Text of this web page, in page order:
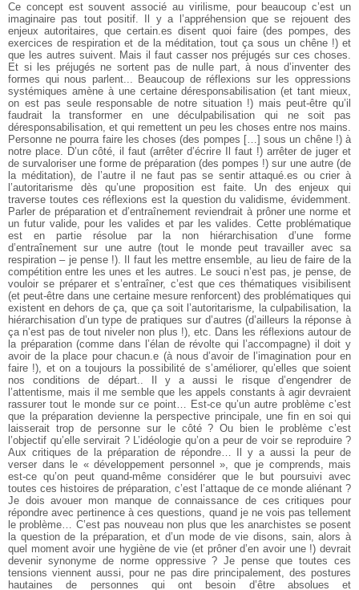
Ce concept est souvent associé au virilisme, pour beaucoup c’est un
imaginaire pas tout positif. Il y a l’appréhension que se rejouent des
enjeux autoritaires, que certain.es disent quoi faire (des pompes, des
exercices de respiration et de la méditation, tout ça sous un chêne !) et
que les autres suivent. Mais il faut casser nos préjugés sur ces choses.
Et si les préjugés ne sortent pas de nulle part, à nous d’inventer des
formes qui nous parlent... Beaucoup de réflexions sur les oppressions
systémiques amène à une certaine déresponsabilisation (et tant mieux,
on est pas seule responsable de notre situation !) mais peut-être qu’il
faudrait la transformer en une déculpabilisation qui ne soit pas
déresponsabilisation, et qui remettent un peu les choses entre nos mains.
Personne ne pourra faire les choses (des pompes […] sous un chêne !) à
notre place. D’un côté, il faut (arrêter d’écrire Il faut !) arrêter de juger et
de survaloriser une forme de préparation (des pompes !) sur une autre (de
la méditation), de l’autre il ne faut pas se sentir attaqué.es ou crier à
l’autoritarisme dès qu’une proposition est faite. Un des enjeux qui
traverse toutes ces réflexions est la question du validisme, évidemment.
Parler de préparation et d’entraînement reviendrait à prôner une norme et
un futur valide, pour les valides et par les valides. Cette problématique
est en partie résolue par la non hiérarchisation d’une forme
d’entraînement sur une autre (tout le monde peut travailler avec sa
respiration – je pense !). Il faut les mettre ensemble, au lieu de faire de la
compétition entre les unes et les autres. Le souci n’est pas, je pense, de
vouloir se préparer et s’entraîner, c’est que ces thématiques visibilisent
(et peut-être dans une certaine mesure renforcent) des problématiques qui
existent en dehors de ça, que ça soit l’autoritarisme, la culpabilisation, la
hiérarchisation d’un type de pratiques sur d’autres (d’ailleurs la réponse à
ça n’est pas de tout niveler non plus !), etc. Dans les réflexions autour de
la préparation (comme dans l’élan de révolte qui l’accompagne) il doit y
avoir de la place pour chacun.e (à nous d’avoir de l’imagination pour en
faire !), et on a toujours la possibilité de s’améliorer, qu’elles que soient
nos conditions de départ.. Il y a aussi le risque d’engendrer de
l’attentisme, mais il me semble que les appels constants à agir devraient
rassurer tout le monde sur ce point… Est-ce qu’un autre problème c’est
que la préparation devienne la perspective principale, une fin en soi qui
laisserait trop de personne sur le côté ? Ou bien le problème c’est
l’objectif qu’elle servirait ? L’idéologie qu’on a peur de voir se reproduire ?
Aux critiques de la préparation de répondre… Il y a aussi la peur de
verser dans le « développement personnel », que je comprends, mais
est-ce qu’on peut quand-même considérer que le but poursuivi avec
toutes ces histoires de préparation, c’est l’attaque de ce monde aliénant ?
Je dois avouer mon manque de connaissance de ces critiques pour
répondre avec pertinence à ces questions, quand je ne vois pas tellement
le problème… C’est pas nouveau non plus que les anarchistes se posent
la question de la préparation, et d’un mode de vie disons, sain, alors à
quel moment avoir une hygiène de vie (et prôner d’en avoir une !) devrait
devenir synonyme de norme oppressive ? Je pense que toutes ces
tensions viennent aussi, pour ne pas dire principalement, des postures
hautaines de personnes qui ont besoin d’être absolues et